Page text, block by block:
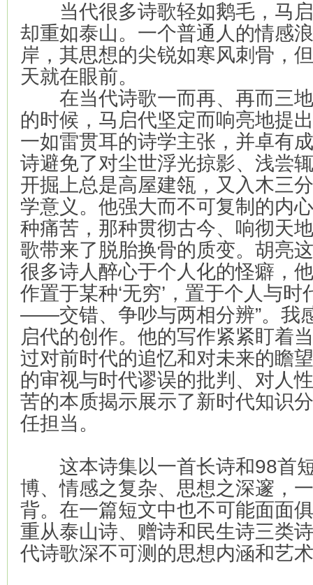
当代很多诗歌轻如鹅毛，马启
却重如泰山。一个普通人的情感
岸，其思想的尖锐如寒风刺骨，
天就在眼前。
在当代诗歌一而再、再而三地
的时候，马启代坚定而响亮地提
一如雷贯耳的诗学主张，并卓有
诗避免了对尘世浮光掠影、浅尝
开掘上总是高屋建瓴，又入木三
学意义。他强大而不可复制的内
种痛苦，那种贯彻古今、响彻天
歌带来了脱胎换骨的质变。胡亮
很多诗人醉心于个人化的怪癖，
作置于某种‘无穷’，置于个人与
——交错、争吵与两相分辨”。我
启代的创作。他的写作紧紧盯着
过对前时代的追忆和对未来的瞻
的审视与时代谬误的批判、对人
苦的本质揭示展示了新时代知识
任担当。
这本诗集以一首长诗和98首
博、情感之复杂、思想之深邃，
背。在一篇短文中也不可能面面
重从泰山诗、赠诗和民生诗三类
代诗歌深不可测的思想内涵和艺